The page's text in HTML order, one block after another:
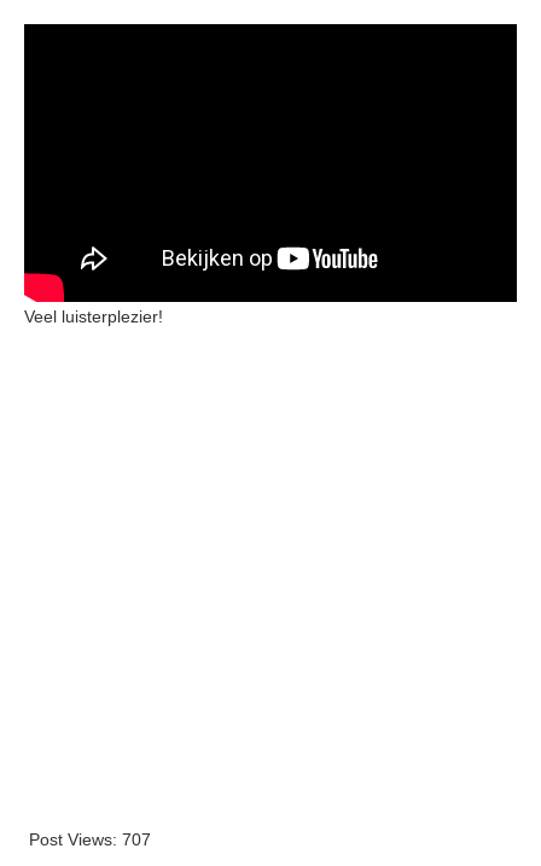
Veel luisterplezier!
Post Views: 707